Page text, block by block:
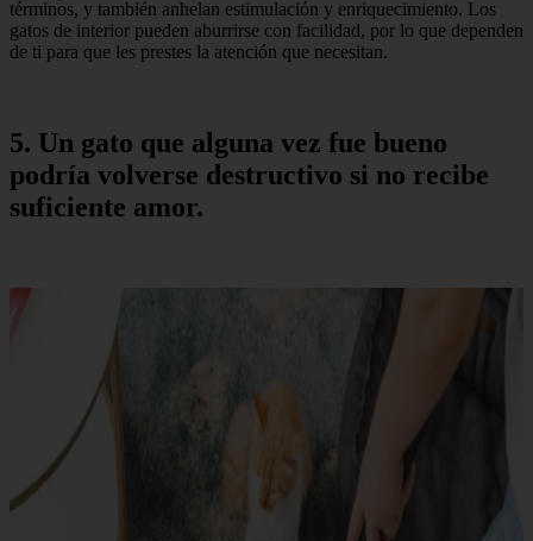
términos, y también anhelan estimulación y enriquecimiento. Los
gatos de interior pueden aburrirse con facilidad, por lo que dependen
de ti para que les prestes la atención que necesitan.
5. Un gato que alguna vez fue bueno
podría volverse destructivo si no recibe
suficiente amor.